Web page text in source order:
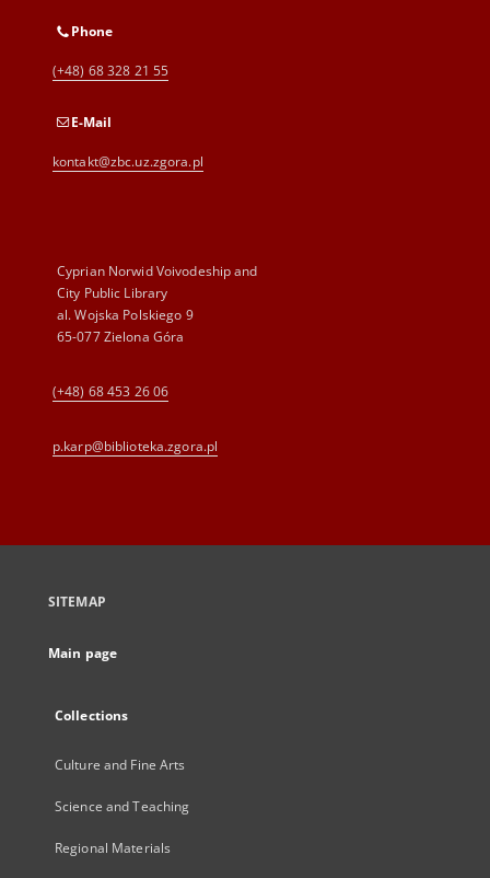
Phone
(+48) 68 328 21 55
E-Mail
kontakt@zbc.uz.zgora.pl
Cyprian Norwid Voivodeship and
City Public Library
al. Wojska Polskiego 9
65-077 Zielona Góra
(+48) 68 453 26 06
p.karp@biblioteka.zgora.pl
SITEMAP
Main page
Collections
Culture and Fine Arts
Science and Teaching
Regional Materials